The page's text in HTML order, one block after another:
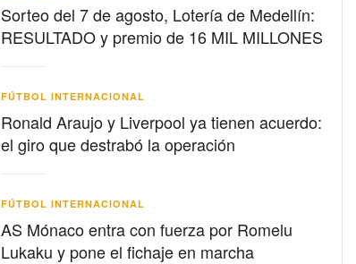
Sorteo del 7 de agosto, Lotería de Medellín:
RESULTADO y premio de 16 MIL MILLONES
FÚTBOL INTERNACIONAL
Ronald Araujo y Liverpool ya tienen acuerdo:
el giro que destrabó la operación
FÚTBOL INTERNACIONAL
AS Mónaco entra con fuerza por Romelu
Lukaku y pone el fichaje en marcha